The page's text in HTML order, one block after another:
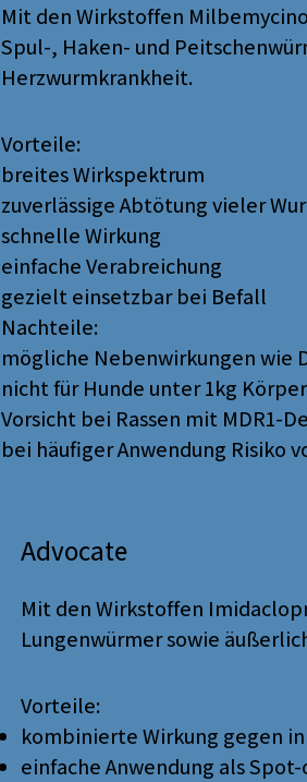
Mit den Wirkstoffen
Spul-, Haken- und
Herzwurmkrankheit.
Vorteile:
breites Wirkspektrum
zuverlässige Abtötung vieler
schnelle Wirkung
einfache Verabreichung
gezielt einsetzbar bei Befall
Nachteile:
mögliche Nebenwirkungen wie
nicht für Hunde unter 1kg
Vorsicht bei Rassen mit
bei häufiger Anwendung Risiko
Advocate
Mit den Wirkstoffen
Lungenwürmer sowie
Vorteile:
kombinierte Wirkung gegen
einfache Anwendung als